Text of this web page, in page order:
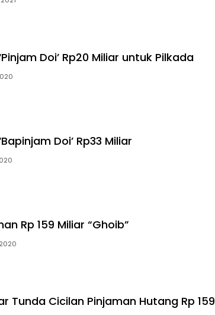
Doi’ Rp20 Miliar untuk Pilkada
Doi’ Rp33 Miliar
Rp 159 Miliar “Ghoib”
Tunda Cicilan Pinjaman Hutang Rp 159